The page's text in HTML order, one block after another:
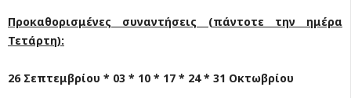
Προκαθορισμένες συναντήσεις (πάντοτε την ημέρα
Τετάρτη):
26 Σεπτεμβρίου * 03 * 10 * 17 * 24 * 31 Οκτωβρίου